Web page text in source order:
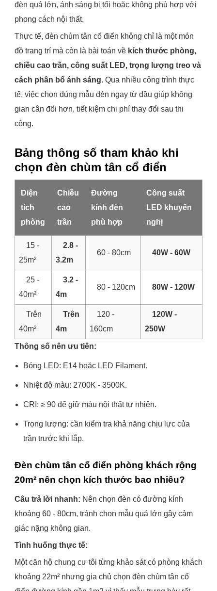
đèn quá lớn, ánh sáng bị tối hoặc không phù hợp với
phong cách nội thất.
Thực tế, đèn chùm tân cổ điển không chỉ là một món
đồ trang trí mà còn là bài toán về kích thước phòng,
chiều cao trần, công suất LED, trọng lượng treo và
cách phân bổ ánh sáng. Qua nhiều công trình thực
tế, việc chọn đúng mẫu đèn ngay từ đầu giúp không
gian cân đối hơn, tiết kiệm chi phí thay đổi sau thi
công.
Bảng thông số tham khảo khi
chọn đèn chùm tân cổ điển
Diện
tích
phòng
Chiều
cao
trần
Đường
kính đèn
phù hợp
Công suất
LED khuyến
nghị
15 -
25m²
2.8 -
3.2m
60 - 80cm 40W - 60W
25 -
40m²
3.2 -
4m
80 - 120cm 80W - 120W
Trên
40m²
Trên
4m
120 -
160cm
120W -
250W
Thông số nên ưu tiên:
Bóng LED: E14 hoặc LED Filament.
Nhiệt độ màu: 2700K - 3500K.
CRI: ≥ 90 để giữ màu nội thất tự nhiên.
Trọng lượng: cần kiểm tra khả năng chịu lực của
trần trước khi lắp.
Đèn chùm tân cổ điển phòng khách rộng
20m² nên chọn kích thước bao nhiêu?
Câu trả lời nhanh: Nên chọn đèn có đường kính
khoảng 60 - 80cm, tránh chọn mẫu quá lớn gây cảm
giác nặng không gian.
Tình huống thực tế:
Một căn hộ chung cư tôi từng khảo sát có phòng khách
khoảng 22m² nhưng gia chủ chọn đèn chùm tân cổ